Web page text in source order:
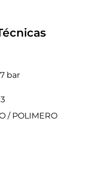
bar
/ POLIMERO